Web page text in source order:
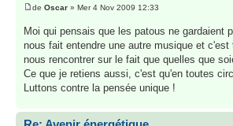
de Oscar » Mer 4 Nov 2009 12:33
Moi qui pensais que les patous ne gardaient
nous fait entendre une autre musique et
nous rencontrer sur le fait que quelles que
Ce que je retiens aussi, c'est qu'en toutes
Luttons contre la pensée unique !